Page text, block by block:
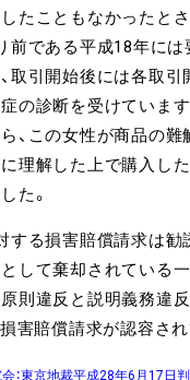
たこともなかったとさ
前である平成18年に
取引開始後には各取引
の診断を受けています
、この女性が商品の難
理解した上で購入し
た。
する損害賠償請求は
して棄却されている一
則違反と説明義務違反
害賠償請求が認容され
東京地裁平成28年6月17日